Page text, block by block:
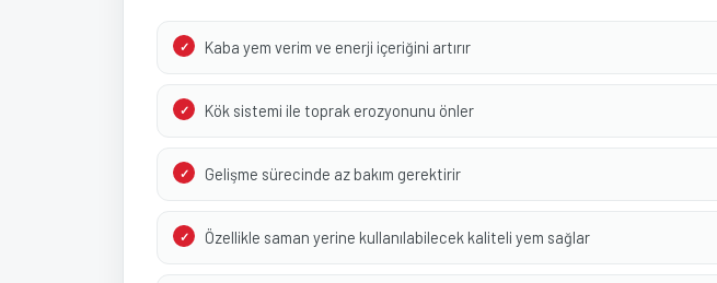
Kaba yem verim ve enerji içeriğini artırır
Kök sistemi ile toprak erozyonunu önler
Gelişme sürecinde az bakım gerektirir
Özellikle saman yerine kullanılabilecek kaliteli yem sağlar